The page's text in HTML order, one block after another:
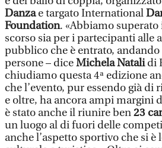
Danzae targato International
Foundation. «Abbiamo
scorso sia per i partecipanti alle
pubblico che è entrato, andando
persone – diceMichela Natalidi
chiudiamo questa 4ª edizione
che l’evento, pur essendo già
e oltre, ha ancora ampi margini
è stato anche il riunire ben23
un luogo al di fuori delle
anche l’aspetto sportivo che si è